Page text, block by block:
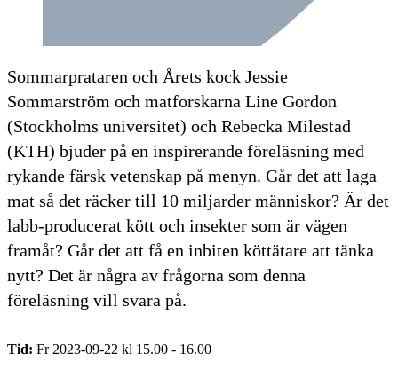
Sommarprataren och Årets kock Jessie
Sommarström och matforskarna Line Gordon
(Stockholms universitet) och Rebecka Milestad
(KTH) bjuder på en inspirerande föreläsning med
rykande färsk vetenskap på menyn. Går det att laga
mat så det räcker till 10 miljarder människor? Är det
labb-producerat kött och insekter som är vägen
framåt? Går det att få en inbiten köttätare att tänka
nytt? Det är några av frågorna som denna
föreläsning vill svara på.
Tid: Fr 2023-09-22 kl 15.00 - 16.00